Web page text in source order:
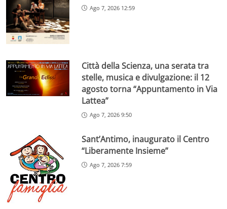
Ago 7, 2026 12:59
Città della Scienza, una serata tra
stelle, musica e divulgazione: il 12
agosto torna “Appuntamento in Via
Lattea”
Ago 7, 2026 9:50
Sant’Antimo, inaugurato il Centro
“Liberamente Insieme”
Ago 7, 2026 7:59